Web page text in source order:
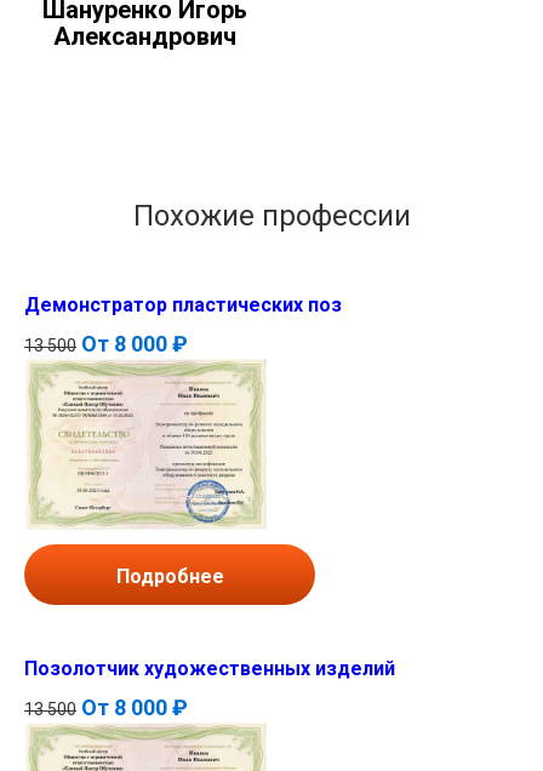
Шануренко Игорь
Александрович
Похожие профессии
Демонстратор пластических поз
13 500 От 8 000 ₽
Подробнее
Позолотчик художественных изделий
13 500 От 8 000 ₽